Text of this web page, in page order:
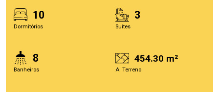
10
Dormitórios
3
Suítes
8
Banheiros
454.30 m²
A. Terreno